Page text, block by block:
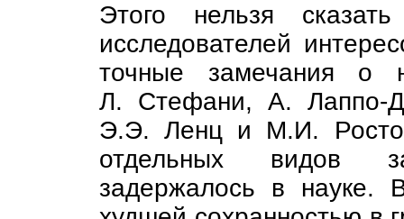
Этого нельзя
исследователей
точные замечания о
Л. Стефани, А. Лаппо-
Э.Э. Ленц и М.И.
отдельных видов
задержалось в науке.